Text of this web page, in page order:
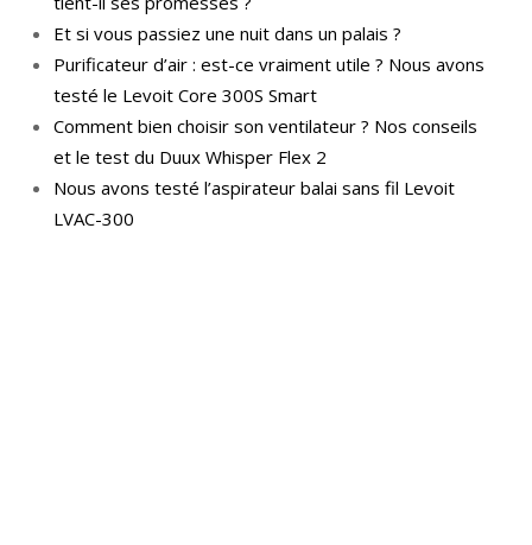
Et si vous passiez une nuit dans un palais ?
Purificateur d’air : est-ce vraiment utile ? Nous avons
testé le Levoit Core 300S Smart
Comment bien choisir son ventilateur ? Nos conseils
et le test du Duux Whisper Flex 2
Nous avons testé l’aspirateur balai sans fil Levoit
LVAC-300